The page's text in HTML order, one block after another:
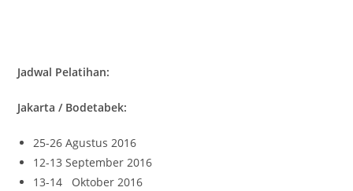
Jadwal Pelatihan:
Jakarta / Bodetabek:
25-26 Agustus 2016
12-13 September 2016
13-14 Oktober 2016